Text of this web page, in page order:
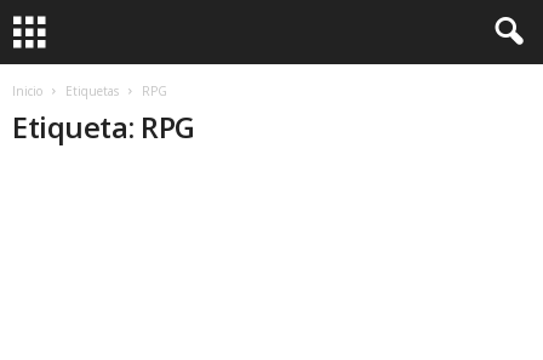
Inicio Etiquetas RPG
Etiqueta: RPG